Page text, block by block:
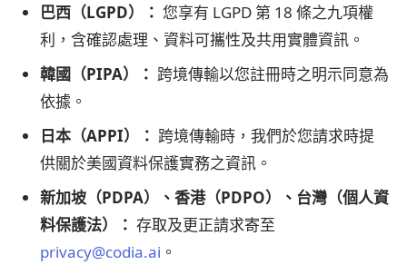
巴西（LGPD）： 您享有 LGPD 第 18 條之九項權
利，含確認處理、資料可攜性及共用實體資訊。
韓國（PIPA）： 跨境傳輸以您註冊時之明示同意為
依據。
日本（APPI）： 跨境傳輸時，我們於您請求時提
供關於美國資料保護實務之資訊。
新加坡（PDPA）、香港（PDPO）、台灣（個人資
料保護法）： 存取及更正請求寄至
privacy@codia.ai 。